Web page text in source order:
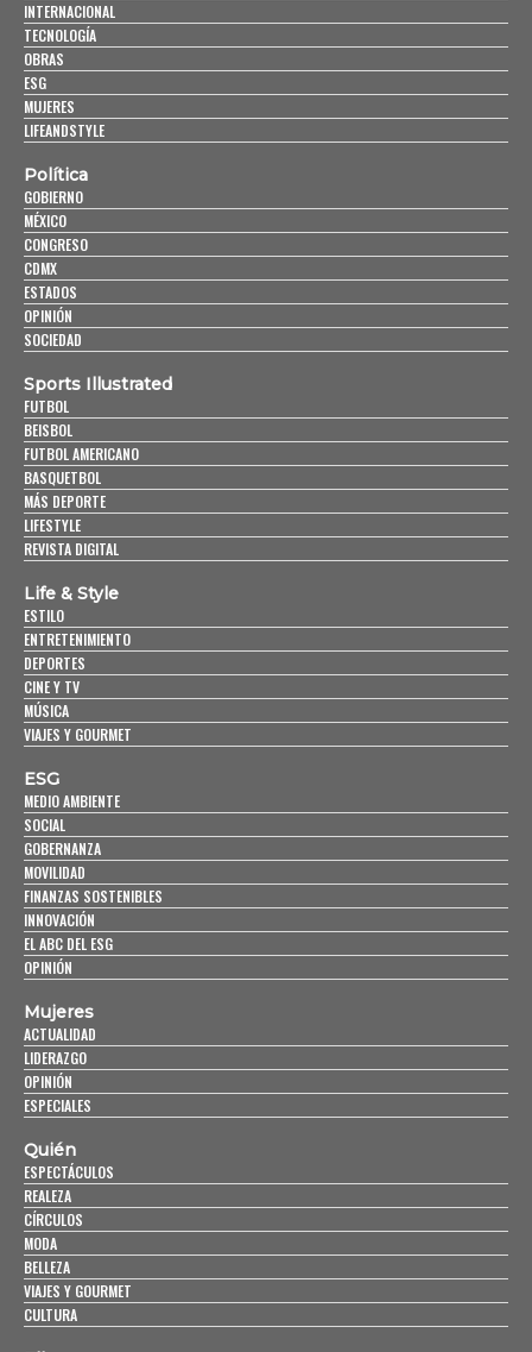
INTERNACIONAL
TECNOLOGÍA
OBRAS
ESG
MUJERES
LIFEANDSTYLE
Política
GOBIERNO
MÉXICO
CONGRESO
CDMX
ESTADOS
OPINIÓN
SOCIEDAD
Sports Illustrated
FUTBOL
BEISBOL
FUTBOL AMERICANO
BASQUETBOL
MÁS DEPORTE
LIFESTYLE
REVISTA DIGITAL
Life & Style
ESTILO
ENTRETENIMIENTO
DEPORTES
CINE Y TV
MÚSICA
VIAJES Y GOURMET
ESG
MEDIO AMBIENTE
SOCIAL
GOBERNANZA
MOVILIDAD
FINANZAS SOSTENIBLES
INNOVACIÓN
EL ABC DEL ESG
OPINIÓN
Mujeres
ACTUALIDAD
LIDERAZGO
OPINIÓN
ESPECIALES
Quién
ESPECTÁCULOS
REALEZA
CÍRCULOS
MODA
BELLEZA
VIAJES Y GOURMET
CULTURA